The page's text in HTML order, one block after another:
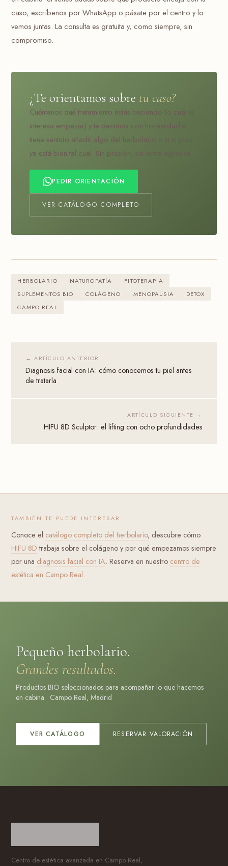
caso, escríbenos por WhatsApp o pásate por el centro y lo
vemos juntas. La consulta es gratuita y, como siempre, sin
compromiso.
¿Te orientamos sobre tu caso?
Cuéntanos qué tratamiento estás haciendo (o cuál te
interesa empezar) y te decimos con honestidad si
tiene sentido añadir algo del herbolario o si tu plan
ya está bien tal cual. Sin presión, sin venta agresiva.
PEDIR ORIENTACIÓN
VER CATÁLOGO COMPLETO
HERBOLARIO NATUROPATÍA
FITOTERAPIA
SUPLEMENTOS BIO
COLÁGENO MENOPAUSIA
DETOX
CAMPO REAL
← ARTÍCULO ANTERIOR
Diagnosis facial con IA: cómo conocemos tu piel antes
de tratarla
ARTÍCULO SIGUIENTE →
HIFU 8D Sculptor: el lifting con ocho profundidades
TAMBIÉN TE PUEDE INTERESAR
Conoce el catálogo completo del herbolario, descubre cómo
HIFU 8D trabaja sobre el colágeno y por qué empezamos siempre
por una diagnosis facial con IA. Reserva en nuestro centro de
estética en Campo Real.
Pequeño herbolario.
Grandes resultados.
Productos BIO seleccionados para acompañar lo que hacemos
en cabina · Campo Real, Madrid
VER CATÁLOGO RESERVAR VALORACIÓN
Centro de estética avanzada en Campo Real,